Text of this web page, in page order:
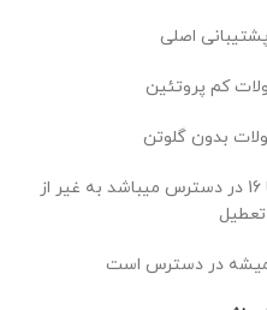
تلفن های تماس فقط از 8 صبح تا 16 در دسترس میباشد به غیر از
در دسترس است